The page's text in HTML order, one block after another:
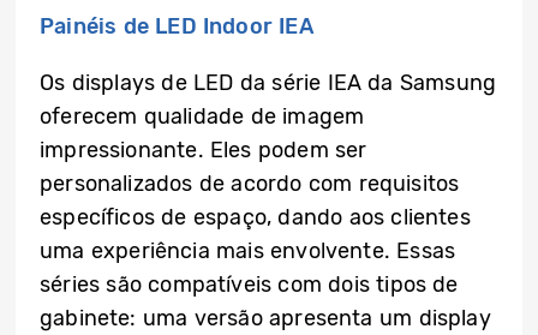
Painéis de LED Indoor IEA
Os displays de LED da série IEA da Samsung
oferecem qualidade de imagem
impressionante. Eles podem ser
personalizados de acordo com requisitos
específicos de espaço, dando aos clientes
uma experiência mais envolvente. Essas
séries são compatíveis com dois tipos de
gabinete: uma versão apresenta um display